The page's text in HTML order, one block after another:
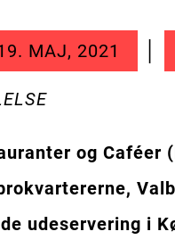
MAJ, 2021
og Caféer
udeservering i